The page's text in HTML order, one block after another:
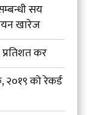
सय
खारेज
प्रतिशत कर
२०१९ को रेकर्ड